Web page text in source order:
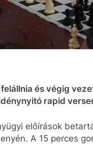
és végig
rapid
előírások
A 15 perces